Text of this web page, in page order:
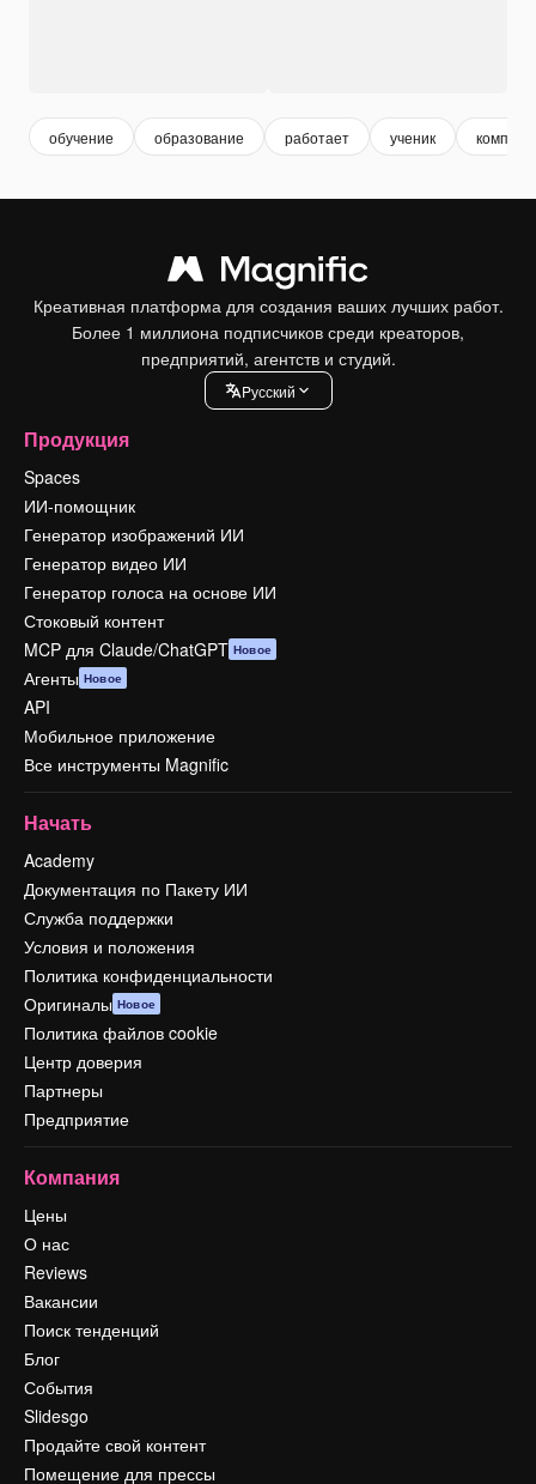
обучение образование работает ученик
Креативная платформа для создания ваших лучших работ.
Более 1 миллиона подписчиков среди креаторов,
предприятий, агентств и студий.
Pусский
Продукция
Spaces
ИИ-помощник
Генератор изображений ИИ
Генератор видео ИИ
Генератор голоса на основе ИИ
Стоковый контент
MCP для Claude/ChatGPT Новое
Агенты Новое
API
Мобильное приложение
Все инструменты Magnific
Начать
Academy
Документация по Пакету ИИ
Служба поддержки
Условия и положения
Политика конфиденциальности
Оригиналы Новое
Политика файлов cookie
Центр доверия
Партнеры
Предприятие
Компания
Цены
О нас
Reviews
Вакансии
Поиск тенденций
Блог
События
Slidesgo
Продайте свой контент
Помещение для прессы